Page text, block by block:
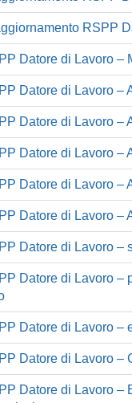
RSPP
Datore di Lavoro –
Datore di Lavoro –
Datore di Lavoro –
Datore di Lavoro –
Datore di Lavoro –
Datore di Lavoro –
Datore di Lavoro –
Datore di Lavoro –
Datore di Lavoro –
Datore di Lavoro –
Datore di Lavoro –